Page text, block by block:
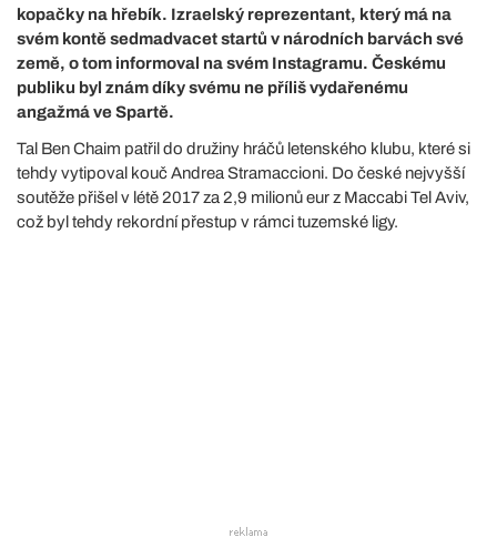
kopačky na hřebík. Izraelský reprezentant, který má na
svém kontě sedmadvacet startů v národních barvách své
země, o tom informoval na svém Instagramu. Českému
publiku byl znám díky svému ne příliš vydařenému
angažmá ve Spartě.
Tal Ben Chaim patřil do družiny hráčů letenského klubu, které si
tehdy vytipoval kouč Andrea Stramaccioni. Do české nejvyšší
soutěže přišel v létě 2017 za 2,9 milionů eur z Maccabi Tel Aviv,
což byl tehdy rekordní přestup v rámci tuzemské ligy.